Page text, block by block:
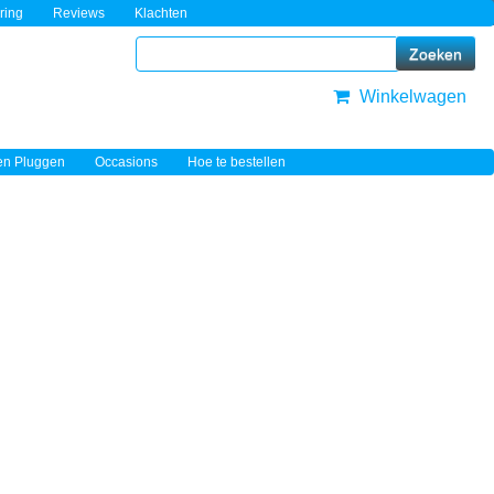
Reviews Klachten
Winkelwagen
Pluggen Occasions Hoe te bestellen